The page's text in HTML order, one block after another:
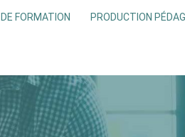
FORMATION PRODUCTION